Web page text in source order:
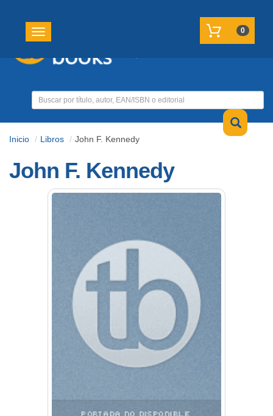
Toggle navigation 0
Inicio Libros John F. Kennedy
John F. Kennedy